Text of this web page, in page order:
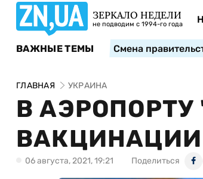
ЗЕРКАЛО НЕДЕЛИ
не подводим с 1994-го года
ВАЖНЫЕ ТЕМЫ Смена
ГЛАВНАЯ УКРАИНА
В
ВАКЦИНАЦИИ
06 августа, 2021, 19:21 Поделиться